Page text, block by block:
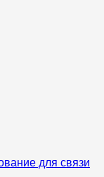
для связи